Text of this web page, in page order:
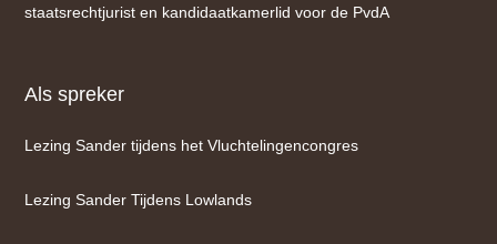
staatsrechtjurist en kandidaatkamerlid voor de PvdA
Als spreker
Lezing Sander tijdens het Vluchtelingencongres
Lezing Sander Tijdens Lowlands